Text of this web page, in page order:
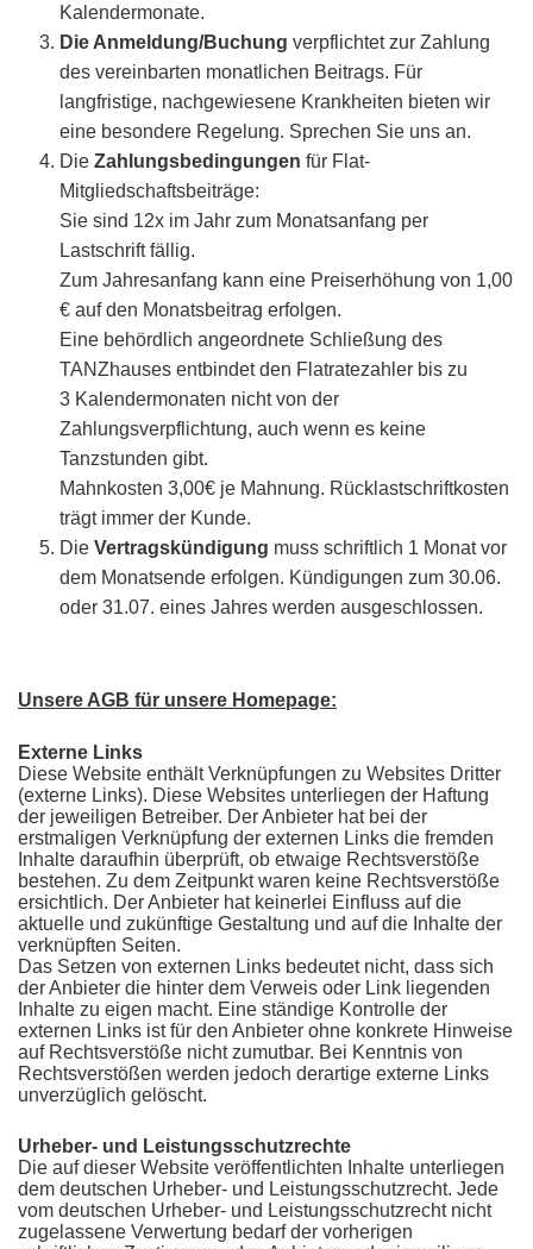
Kalendermonate.
Die Anmeldung/Buchung verpflichtet zur Zahlung
des vereinbarten monatlichen Beitrags. Für
langfristige, nachgewiesene Krankheiten bieten wir
eine besondere Regelung. Sprechen Sie uns an.
DieZahlungsbedingungen für Flat-
Mitgliedschaftsbeiträge:
Sie sind 12x im Jahr zum Monatsanfang per
Lastschrift fällig.
Zum Jahresanfang kann eine Preiserhöhung von 1,00
€ auf den Monatsbeitrag erfolgen.
Eine behördlich angeordnete Schließung des
TANZhauses entbindet den Flatratezahler bis zu
3 Kalendermonaten nicht von der
Zahlungsverpflichtung, auch wenn es keine
Tanzstunden gibt.
Mahnkosten 3,00€ je Mahnung. Rücklastschriftkosten
trägt immer der Kunde.
DieVertragskündigung muss schriftlich 1 Monat vor
dem Monatsende erfolgen. Kündigungen zum 30.06.
oder 31.07. eines Jahres werden ausgeschlossen.
Unsere AGB für unsere Homepage:
Externe Links
Diese Website enthält Verknüpfungen zu Websites Dritter
(externe Links). Diese Websites unterliegen der Haftung
der jeweiligen Betreiber. Der Anbieter hat bei der
erstmaligen Verknüpfung der externen Links die fremden
Inhalte daraufhin überprüft, ob etwaige Rechtsverstöße
bestehen. Zu dem Zeitpunkt waren keine Rechtsverstöße
ersichtlich. Der Anbieter hat keinerlei Einfluss auf die
aktuelle und zukünftige Gestaltung und auf die Inhalte der
verknüpften Seiten.
Das Setzen von externen Links bedeutet nicht, dass sich
der Anbieter die hinter dem Verweis oder Link liegenden
Inhalte zu eigen macht. Eine ständige Kontrolle der
externen Links ist für den Anbieter ohne konkrete Hinweise
auf Rechtsverstöße nicht zumutbar. Bei Kenntnis von
Rechtsverstößen werden jedoch derartige externe Links
unverzüglich gelöscht.
Urheber- und Leistungsschutzrechte
Die auf dieser Website veröffentlichten Inhalte unterliegen
dem deutschen Urheber- und Leistungsschutzrecht. Jede
vom deutschen Urheber- und Leistungsschutzrecht nicht
zugelassene Verwertung bedarf der vorherigen